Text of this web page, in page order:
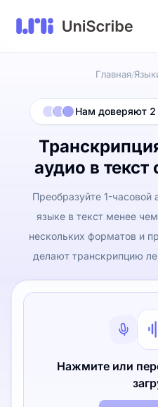
Главная/
Нам доверяют 2
аудио в
Преобразуйте 1-часовой
языке в текст менее
нескольких форматов и
делают транскрипцию
Нажмите или